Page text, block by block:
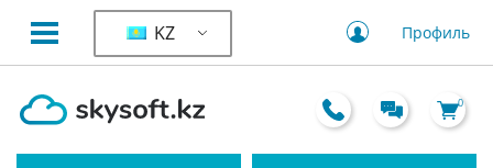
KZ Профиль
0